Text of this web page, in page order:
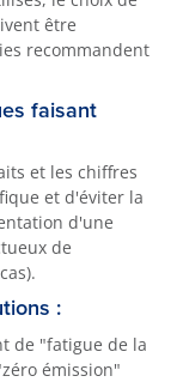
être
recommandent
faisant
et les chiffres
et d'éviter la
d'une
de
:
de "fatigue de la
émission"